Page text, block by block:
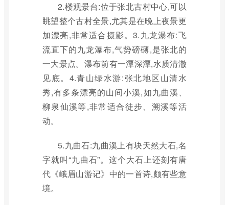
2.楼观景台:位于张北古村中心,可以
眺望整个古村全景,尤其是在晚上夜景更
加漂亮,非常适合摄影。3.九龙瀑布:飞
流直下的九龙瀑布,气势磅礴,是张北的
一大景点。瀑布前有一潭深潭,水质清澈
见底。4.青山绿水游:张北地区山清水
秀,有多条漂亮的山间小溪,如九曲溪、
柳泉仙溪等,非常适合徒步、溯溪等活
动。
5.九曲石:九曲溪上有块天然大石,名
字就叫“九曲石”。这个大石上还刻有唐
代《峨眉山游记》中的一首诗,颇有些意
境。